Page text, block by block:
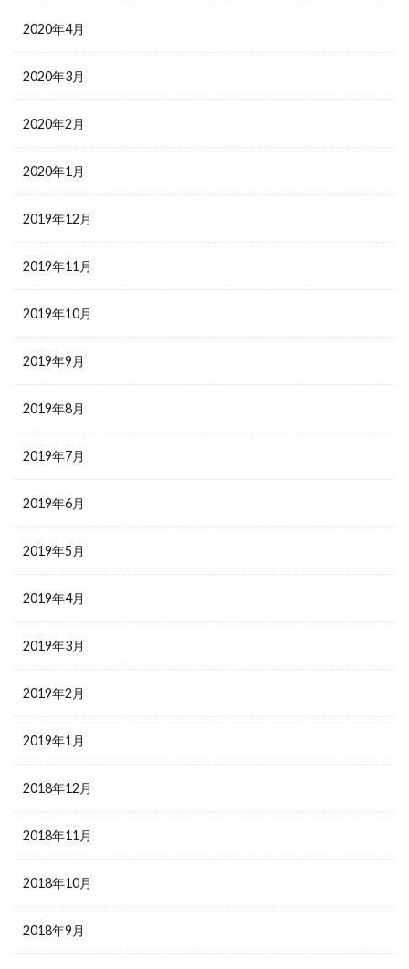
2020年4月
2020年3月
2020年2月
2020年1月
2019年12月
2019年11月
2019年10月
2019年9月
2019年8月
2019年7月
2019年6月
2019年5月
2019年4月
2019年3月
2019年2月
2019年1月
2018年12月
2018年11月
2018年10月
2018年9月